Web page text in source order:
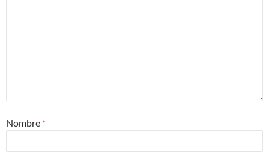
Nombre *